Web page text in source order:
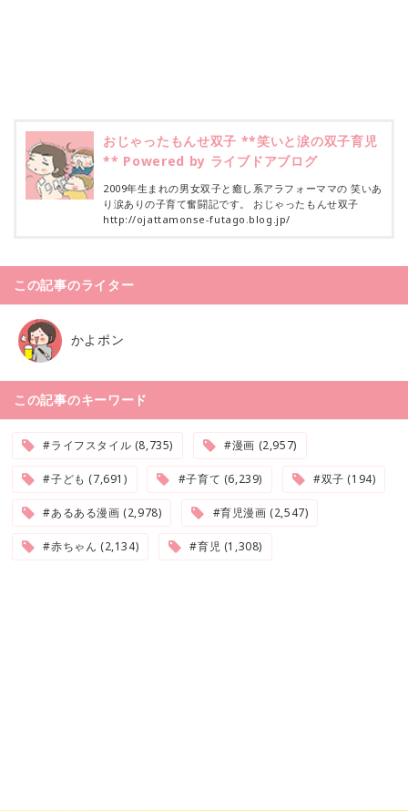
おじゃったもんせ双子 **笑いと涙の双子育児
** Powered by ライブドアブログ
2009年生まれの男女双子と癒し系アラフォーママの 笑いあ
り涙ありの子育て奮闘記です。 おじゃったもんせ双子
http://ojattamonse-futago.blog.jp/
この記事のライター
かよポン
この記事のキーワード
#ライフスタイル (8,735) #漫画 (2,957)
#子ども (7,691) #子育て (6,239) #双子 (194)
#あるある漫画 (2,978) #育児漫画 (2,547)
#赤ちゃん (2,134) #育児 (1,308)